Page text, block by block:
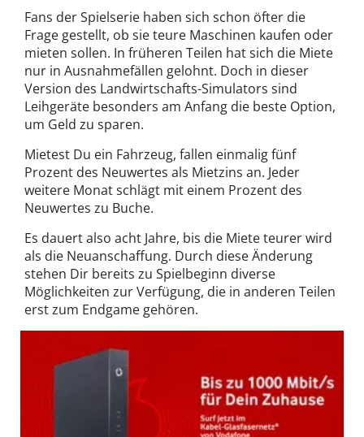
Fans der Spielserie haben sich schon öfter die
Frage gestellt, ob sie teure Maschinen kaufen oder
mieten sollen. In früheren Teilen hat sich die Miete
nur in Ausnahmefällen gelohnt. Doch in dieser
Version des Landwirtschafts-Simulators sind
Leihgeräte besonders am Anfang die beste Option,
um Geld zu sparen.
Mietest Du ein Fahrzeug, fallen einmalig fünf
Prozent des Neuwertes als Mietzins an. Jeder
weitere Monat schlägt mit einem Prozent des
Neuwertes zu Buche.
Es dauert also acht Jahre, bis die Miete teurer wird
als die Neuanschaffung. Durch diese Änderung
stehen Dir bereits zu Spielbeginn diverse
Möglichkeiten zur Verfügung, die in anderen Teilen
erst zum Endgame gehören.